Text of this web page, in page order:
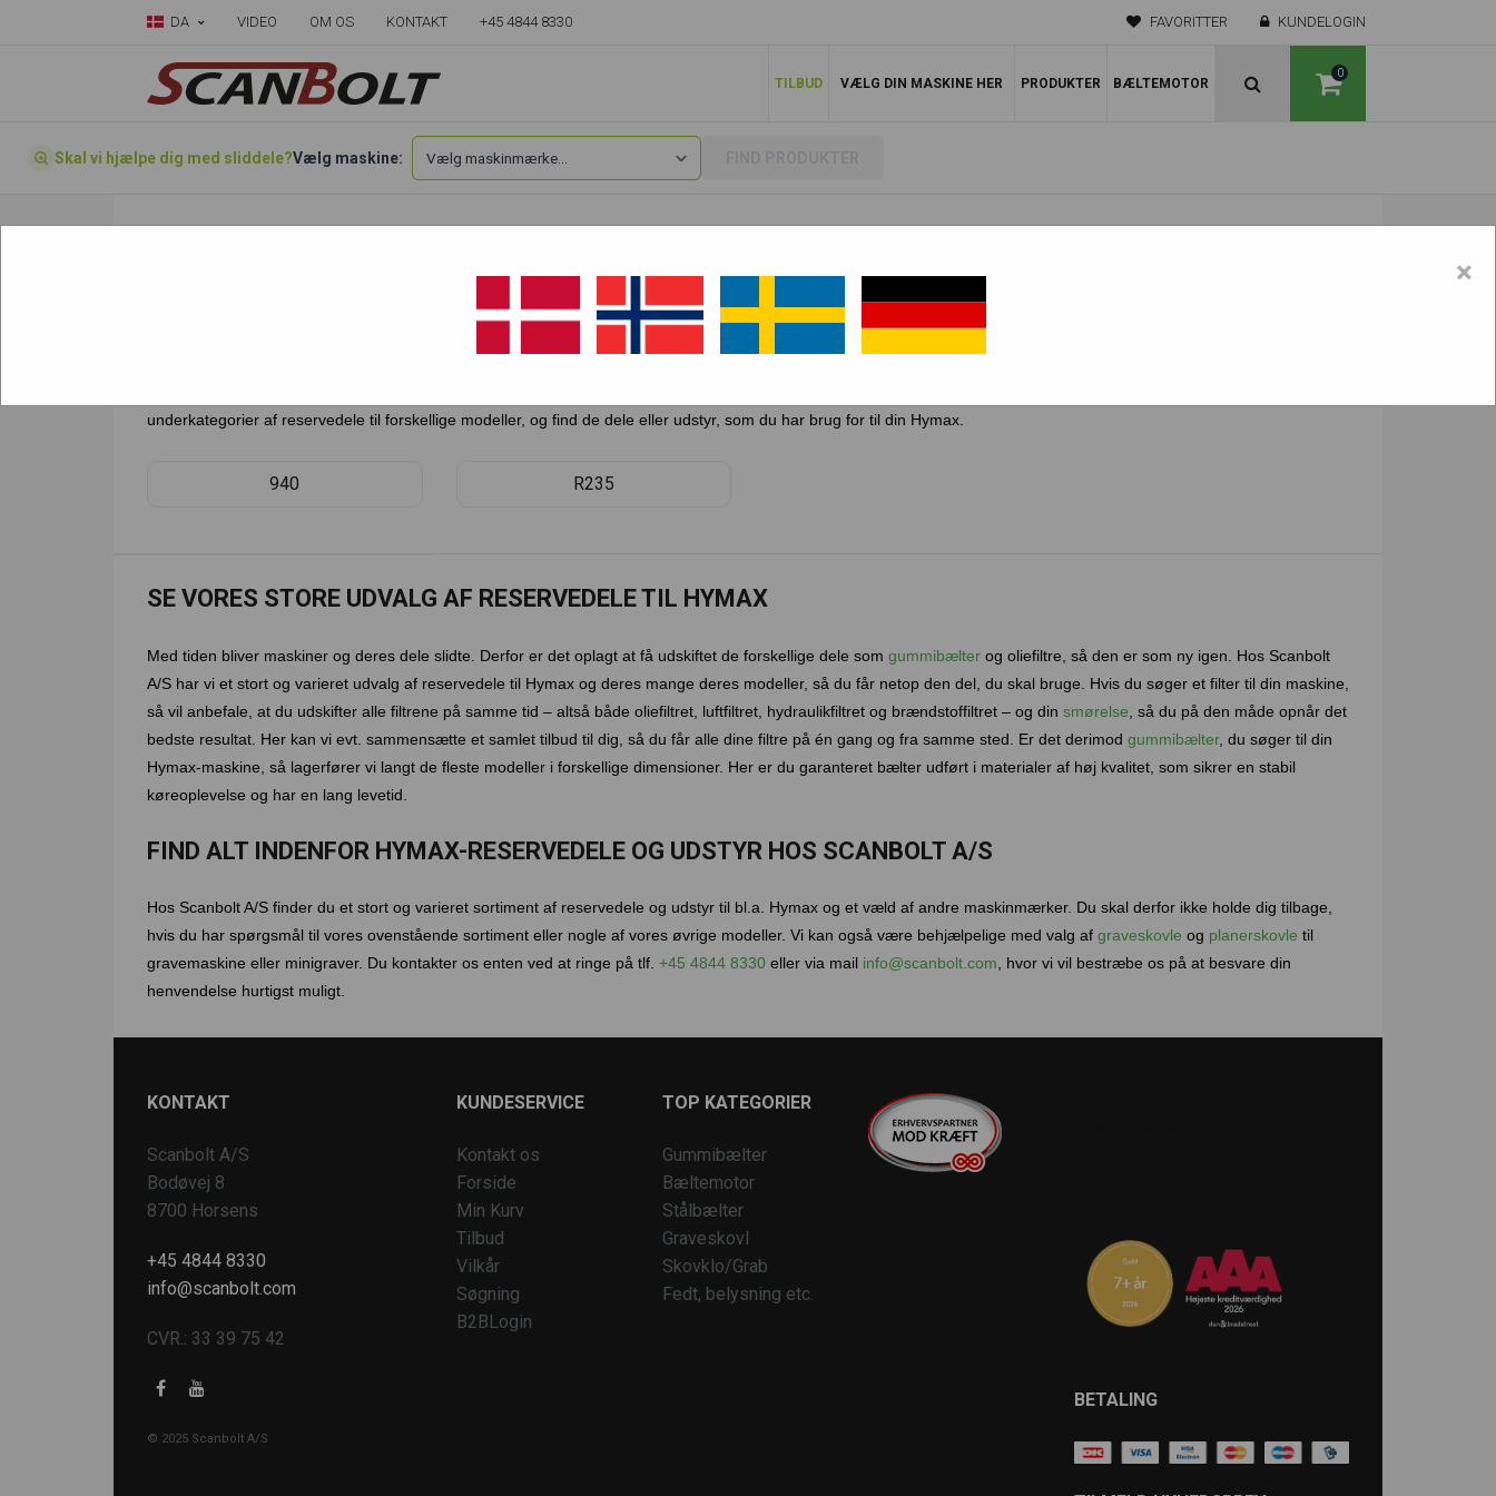
DA VIDEO OM OS KONTAKT +45 4844 8330 FAVORITTER KUNDELOGIN
0
TILBUD VÆLG DIN MASKINE HER PRODUKTER BÆLTEMOTOR
Skal vi hjælpe dig med sliddele?Vælg maskine:
underkategorier af reservedele til forskellige modeller, og find de dele eller udstyr, som du har brug for til din Hymax.
940 R235
SE VORES STORE UDVALG AF RESERVEDELE TIL HYMAX
Med tiden bliver maskiner og deres dele slidte. Derfor er det oplagt at få udskiftet de forskellige dele som gummibælter og oliefiltre, så den er som ny igen. Hos Scanbolt
A/S har vi et stort og varieret udvalg af reservedele til Hymax og deres mange deres modeller, så du får netop den del, du skal bruge. Hvis du søger et filter til din maskine,
så vil anbefale, at du udskifter alle filtrene på samme tid – altså både oliefiltret, luftfiltret, hydraulikfiltret og brændstoffiltret – og din smørelse , så du på den måde opnår det
bedste resultat. Her kan vi evt. sammensætte et samlet tilbud til dig, så du får alle dine filtre på én gang og fra samme sted. Er det derimod gummibælter, du søger til din
Hymax-maskine, så lagerfører vi langt de fleste modeller i forskellige dimensioner. Her er du garanteret bælter udført i materialer af høj kvalitet, som sikrer en stabil
køreoplevelse og har en lang levetid.
FIND ALT INDENFOR HYMAX-RESERVEDELE OG UDSTYR HOS SCANBOLT A/S
Hos Scanbolt A/S finder du et stort og varieret sortiment af reservedele og udstyr til bl.a. Hymax og et væld af andre maskinmærker. Du skal derfor ikke holde dig tilbage,
hvis du har spørgsmål til vores ovenstående sortiment eller nogle af vores øvrige modeller. Vi kan også være behjælpelige med valg af graveskovle og planerskovle til
gravemaskine eller minigraver. Du kontakter os enten ved at ringe på tlf. +45 4844 8330 eller via mail info@scanbolt.com , hvor vi vil bestræbe os på at besvare din
henvendelse hurtigst muligt.
KONTAKT
Scanbolt A/S
Bodøvej 8
8700 Horsens
+45 4844 8330
info@scanbolt.com
CVR.: 33 39 75 42
© 2025 Scanbolt A/S
KUNDESERVICE
Kontakt os
Forside
Min Kurv
Tilbud
Vilkår
Søgning
B2BLogin
TOP KATEGORIER
Gummibælter
Bæltemotor
Stålbælter
Graveskovl
Skovklo/Grab
Fedt, belysning etc.
BETALING
×